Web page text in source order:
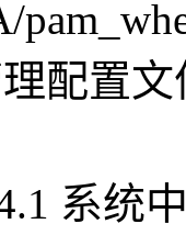
配置文
4.1 系